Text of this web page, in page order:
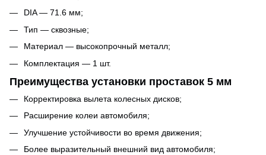
DIA — 71.6 мм;
Тип — сквозные;
Материал — высокопрочный металл;
Комплектация — 1 шт.
Преимущества установки проставок 5 мм
Корректировка вылета колесных дисков;
Расширение колеи автомобиля;
Улучшение устойчивости во время движения;
Более выразительный внешний вид автомобиля;